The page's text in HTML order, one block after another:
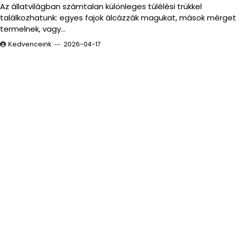
Az állatvilágban számtalan különleges túlélési trükkel
találkozhatunk: egyes fajok álcázzák magukat, mások mérget
termelnek, vagy…
Kedvenceink 2026-04-17